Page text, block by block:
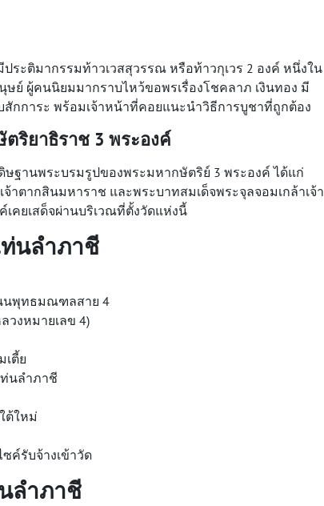
ะติมากรรมท้าวเวสสุวรรณ หรือท้าวกุเวร 2 องค์ หนึ่งใน
ย์ ผู้คนนิยมมากราบไหว้ขอพรเรื่องโชคลาภ เงินทอง มี
สักการะ พร้อมเจ้าหน้าที่คอยแนะนำวิธีการบูชาที่ถูกต้อง
ริยาธิราช 3 พระองค์
ฐานพระบรมรูปของพระมหากษัตริย์ 3 พระองค์ ได้แก่
าตากสินมหาราช และพระบาทสมเด็จพระจุลจอมเกล้าเจ้า
คยเสด็จผ่านบริเวณที่ตั้งวัดแห่งนี้
นลำภาชี
นพุทธมณฑลสาย 4
วงหมายเลข 4)
เตี้ย
นลำภาชี
ต้ใหม่
ค์รับจ้างเข้าวัด
ลำภาชี